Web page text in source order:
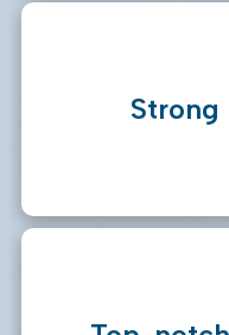
Strong